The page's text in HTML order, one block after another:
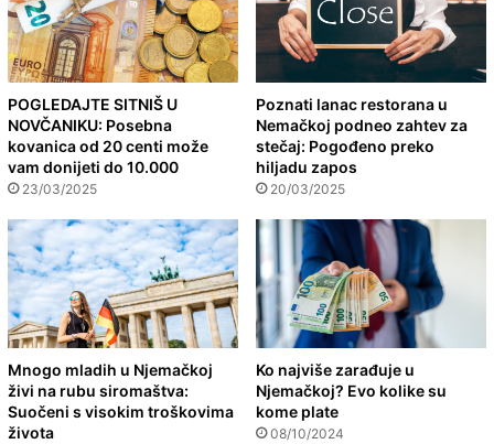
POGLEDAJTE SITNIŠ U
NOVČANIKU: Posebna
kovanica od 20 centi može
vam donijeti do 10.000
23/03/2025
Poznati lanac restorana u
Nemačkoj podneo zahtev za
stečaj: Pogođeno preko
hiljadu zapos
20/03/2025
Mnogo mladih u Njemačkoj
živi na rubu siromaštva:
Suočeni s visokim troškovima
života
Ko najviše zarađuje u
Njemačkoj? Evo kolike su
kome plate
08/10/2024